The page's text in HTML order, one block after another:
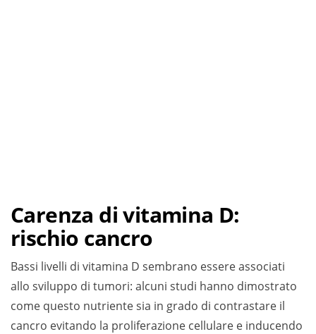
Carenza di vitamina D:
rischio cancro
Bassi livelli di vitamina D sembrano essere associati
allo sviluppo di tumori: alcuni studi hanno dimostrato
come questo nutriente sia in grado di contrastare il
cancro evitando la proliferazione cellulare e inducendo